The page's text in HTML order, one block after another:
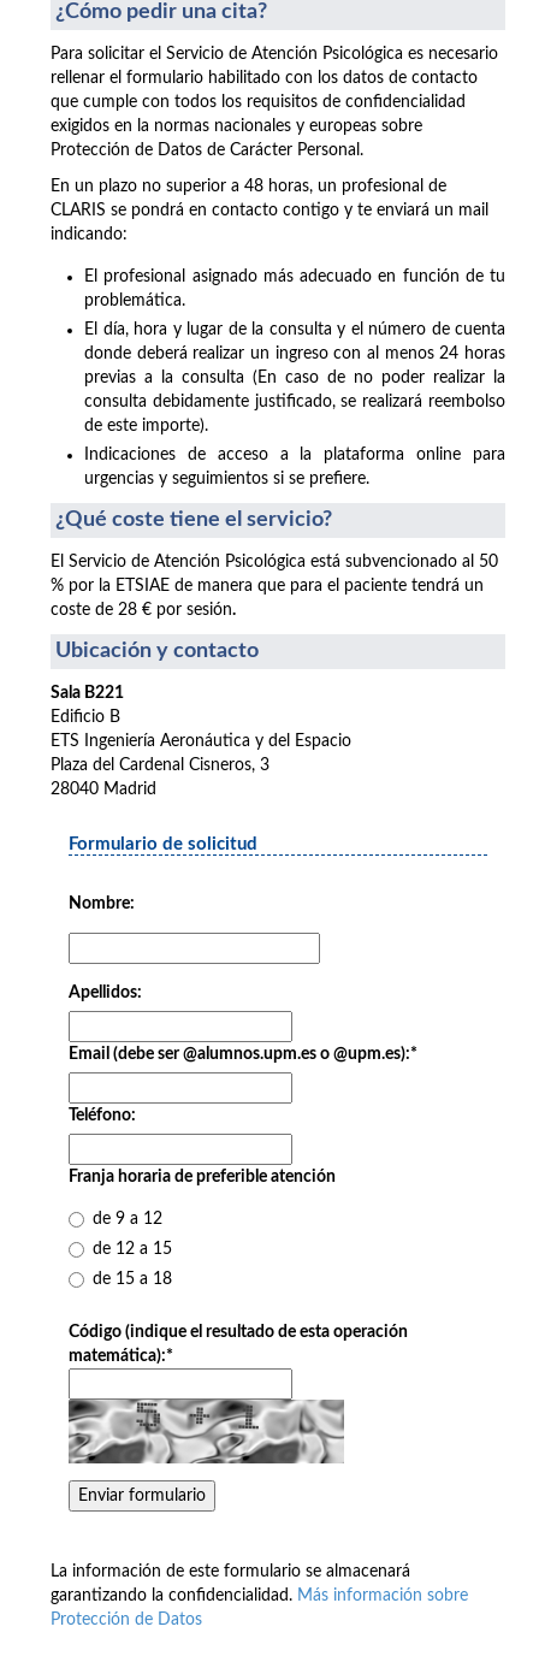
¿Cómo pedir una cita?
Para solicitar el Servicio de Atención Psicológica es necesario
rellenar el formulario habilitado con los datos de contacto
que cumple con todos los requisitos de confidencialidad
exigidos en la normas nacionales y europeas sobre
Protección de Datos de Carácter Personal.
En un plazo no superior a 48 horas, un profesional de
CLARIS se pondrá en contacto contigo y te enviará un mail
indicando:
El profesional asignado más adecuado en función de tu
problemática.
El día, hora y lugar de la consulta y el número de cuenta
donde deberá realizar un ingreso con al menos 24 horas
previas a la consulta (En caso de no poder realizar la
consulta debidamente justificado, se realizará reembolso
de este importe).
Indicaciones de acceso a la plataforma online para
urgencias y seguimientos si se prefiere.
¿Qué coste tiene el servicio?
El Servicio de Atención Psicológica está subvencionado al 50
% por la ETSIAE de manera que para el paciente tendrá un
coste de 28 € por sesión.
Ubicación y contacto
Sala B221
Edificio B
ETS Ingeniería Aeronáutica y del Espacio
Plaza del Cardenal Cisneros, 3
28040 Madrid
Formulario de solicitud
Nombre:
Apellidos:
Email (debe ser @alumnos.upm.es o @upm.es):*
Teléfono:
Franja horaria de preferible atención
de 9 a 12
de 12 a 15
de 15 a 18
Código (indique el resultado de esta operación
matemática):*
La información de este formulario se almacenará
garantizando la confidencialidad. Más información sobre
Protección de Datos